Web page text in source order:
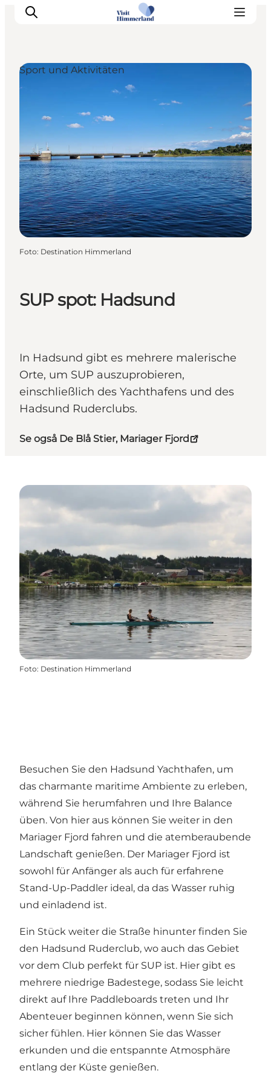
Natur
Städte und Orte
Das passiert
Reiseplanung
Praktische Informationen
SUP spot: Hadsund
In Hadsund gibt es mehrere malerische
Orte, um SUP auszuprobieren,
einschließlich des Yachthafens und des
Hadsund Ruderclubs.
Se også De Blå Stier, Mariager Fjord
Sport und Aktivitäten
Foto: Destination Himmerland
Foto: Destination Himmerland
Besuchen Sie den Hadsund Yachthafen, um
das charmante maritime Ambiente zu erleben,
während Sie herumfahren und Ihre Balance
üben. Von hier aus können Sie weiter in den
Mariager Fjord fahren und die atemberaubende
Landschaft genießen. Der Mariager Fjord ist
sowohl für Anfänger als auch für erfahrene
Stand-Up-Paddler ideal, da das Wasser ruhig
und einladend ist.
Ein Stück weiter die Straße hinunter finden Sie
den Hadsund Ruderclub, wo auch das Gebiet
vor dem Club perfekt für SUP ist. Hier gibt es
mehrere niedrige Badestege, sodass Sie leicht
direkt auf Ihre Paddleboards treten und Ihr
Abenteuer beginnen können, wenn Sie sich
sicher fühlen. Hier können Sie das Wasser
erkunden und die entspannte Atmosphäre
entlang der Küste genießen.